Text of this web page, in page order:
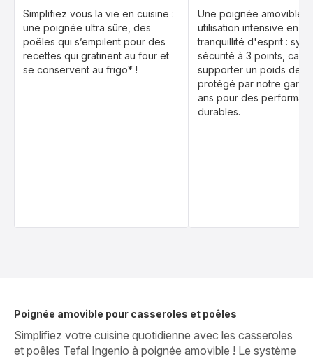
Simplifiez vous la vie en cuisine :
une poignée ultra sûre, des
poêles qui s’empilent pour des
recettes qui gratinent au four et
se conservent au frigo* !
Une poignée amovible
utilisation intensive en
tranquillité d'esprit :
sécurité à 3 points,
supporter un poids de
protégé par notre
ans pour des
durables.
Poignée amovible pour casseroles et poêles
Simplifiez votre cuisine quotidienne avec les casseroles
et poêles Tefal Ingenio à poignée amovible ! Le système